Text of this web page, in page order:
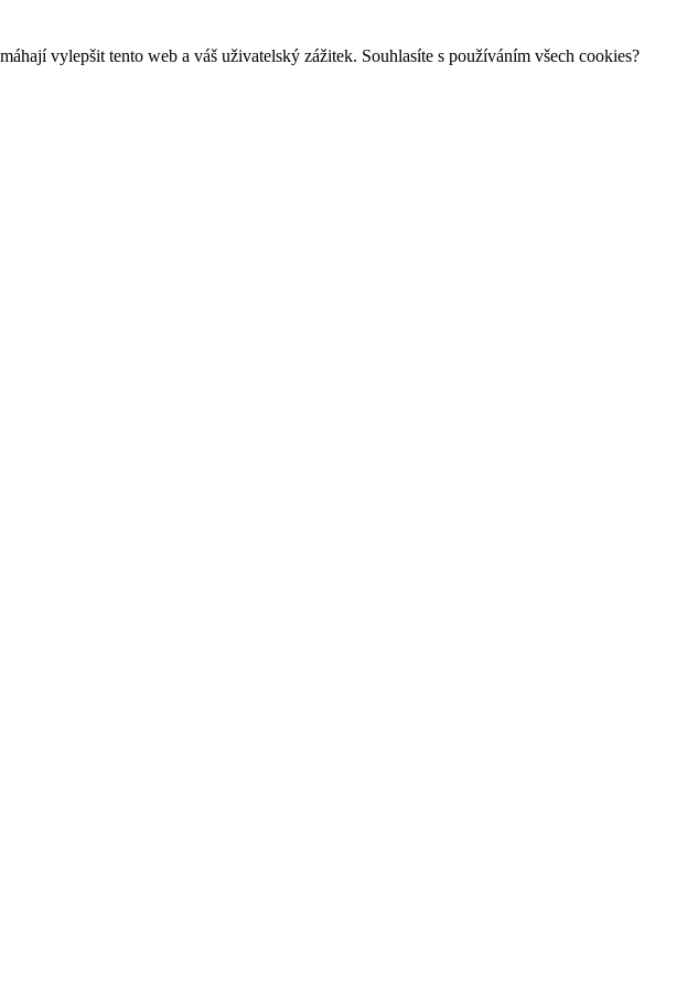
vylepšit tento web a váš uživatelský zážitek. Souhlasíte s používáním všech cookies?